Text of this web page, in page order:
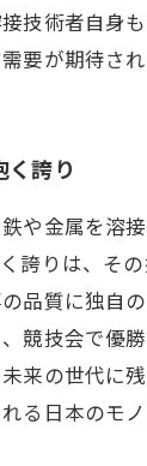
技術者自身
要が期待さ
く誇り
や金属を溶
誇りは、そ
品質に独自
競技会で優
来の世代に
る日本のモ